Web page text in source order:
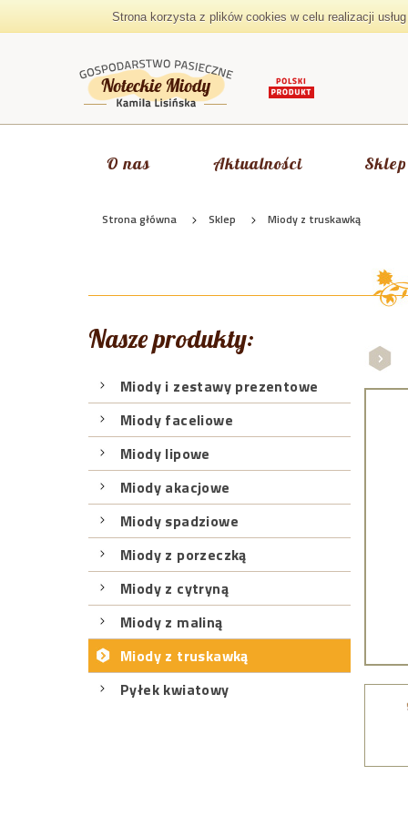
Strona korzysta z plików cookies w celu realizacji
O nas Aktualności Sklep
Strona główna Sklep Miody z truskawką
Nasze produkty:
Miody i zestawy prezentowe
Miody faceliowe
Miody lipowe
Miody akacjowe
Miody spadziowe
Miody z porzeczką
Miody z cytryną
Miody z maliną
Miody z truskawką
Pyłek kwiatowy